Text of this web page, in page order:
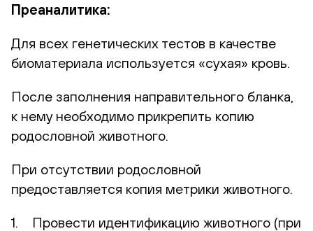
Преаналитика:
Для всех генетических тестов в качестве
биоматериала используется «сухая» кровь.
После заполнения направительного бланка,
к нему необходимо прикрепить копию
родословной животного.
При отсутствии родословной
предоставляется копия метрики животного.
1. Провести идентификацию животного (при